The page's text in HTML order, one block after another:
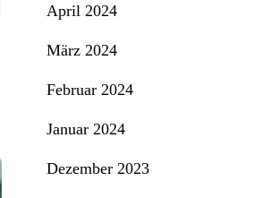
April 2024
März 2024
Februar 2024
Januar 2024
Dezember 2023